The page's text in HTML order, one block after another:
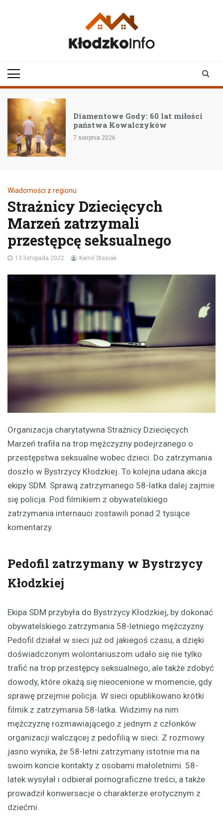
Diamentowe Gody: 60 lat miłości
państwa Kowalczyków
7 sierpnia 2026
Wiadomości z regionu
Strażnicy Dziecięcych
Marzeń zatrzymali
przestępcę seksualnego
13 listopada 2022 Kamil Stasiak
Organizacja charytatywna Strażnicy Dziecięcych
Marzeń trafiła na trop mężczyzny podejrzanego o
przestępstwa seksualne wobec dzieci. Do zatrzymania
doszło w Bystrzycy Kłodzkiej. To kolejna udana akcja
ekipy SDM. Sprawą zatrzymanego 58-latka dalej zajmie
się policja. Pod filmikiem z obywatelskiego
zatrzymania internauci zostawili ponad 2 tysiące
komentarzy.
Pedofil zatrzymany w Bystrzycy
Kłodzkiej
Ekipa SDM przybyła do Bystrzycy Kłodzkiej, by dokonać
obywatelskiego zatrzymania 58-letniego mężczyzny.
Pedofil działał w sieci już od jakiegoś czasu, a dzięki
doświadczonym wolontariuszom udało się nie tylko
trafić na trop przestępcy seksualnego, ale także zdobyć
dowody, które okażą się nieocenione w momencie, gdy
sprawę przejmie policja. W sieci opublikowano krótki
filmik z zatrzymania 58-latka. Widzimy na nim
mężczyznę rozmawiającego z jednym z członków
organizacji walczącej z pedofilią w sieci. Z rozmowy
jasno wynika, że 58-letni zatrzymany istotnie ma na
swoim koncie kontakty z osobami małoletnimi. 58-
latek wysyłał i odbierał pornograficzne treści, a także
prowadził konwersacje o charakterze erotycznym z
dziećmi.